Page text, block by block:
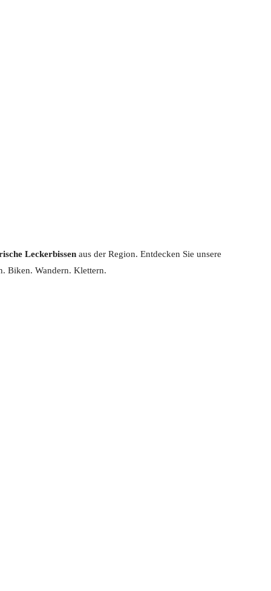
Leckerbissen aus der Region. Entdecken Sie unsere
Biken. Wandern. Klettern.